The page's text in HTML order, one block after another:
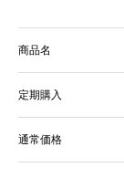
商品名
定期購入
通常価格